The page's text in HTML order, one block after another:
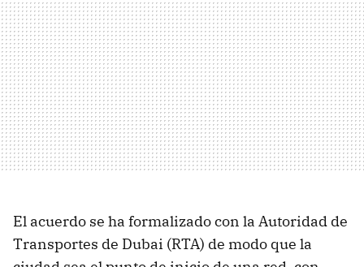
El acuerdo se ha formalizado con la Autoridad de
Transportes de Dubai (RTA) de modo que la